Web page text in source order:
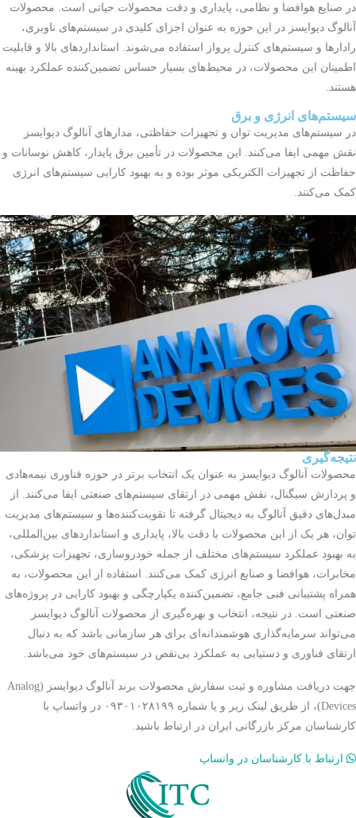
در صنایع هوافضا و نظامی، پایداری و دقت محصولات حیاتی است. محصولات
آنالوگ دیوایسز در این حوزه به عنوان اجزای کلیدی در سیستم‌های ناوبری،
رادارها و سیستم‌های کنترل پرواز استفاده می‌شوند. استانداردهای بالا و قابلیت
اطمینان این محصولات، در محیط‌های بسیار حساس تضمین‌کننده عملکرد بهینه
هستند.
سیستم‌های انرژی و برق
در سیستم‌های مدیریت توان و تجهیزات حفاظتی، مدارهای آنالوگ دیوایسز
نقش مهمی ایفا می‌کنند. این محصولات در تأمین برق پایدار، کاهش نوسانات و
حفاظت از تجهیزات الکتریکی موثر بوده و به بهبود کارایی سیستم‌های انرژی
کمک می‌کنند.
نتیجه‌گیری
محصولات آنالوگ دیوایسز به عنوان یک انتخاب برتر در حوزه فناوری نیمه‌هادی
و پردازش سیگنال، نقش مهمی در ارتقای سیستم‌های صنعتی ایفا می‌کنند. از
مبدل‌های دقیق آنالوگ به دیجیتال گرفته تا تقویت‌کننده‌ها و سیستم‌های مدیریت
توان، هر یک از این محصولات با دقت بالا، پایداری و استانداردهای بین‌المللی،
به بهبود عملکرد سیستم‌های مختلف از جمله خودروسازی، تجهیزات پزشکی،
مخابرات، هوافضا و صنایع انرژی کمک می‌کنند. استفاده از این محصولات، به
همراه پشتیبانی فنی جامع، تضمین‌کننده یکپارچگی و بهبود کارایی در پروژه‌های
صنعتی است. در نتیجه، انتخاب و بهره‌گیری از محصولات آنالوگ دیوایسز
می‌تواند سرمایه‌گذاری هوشمندانه‌ای برای هر سازمانی باشد که به دنبال
ارتقای فناوری و دستیابی به عملکرد بی‌نقص در سیستم‌های خود می‌باشد.
جهت دریافت مشاوره و ثبت سفارش محصولات برند آنالوگ دیوایسز (Analog
Devices)، از طریق لینک زیر و یا شماره ۰۹۳۰۱۰۲۸۱۹۹ در واتساپ با
کارشناسان مرکز بازرگانی ایران در ارتباط باشید.
ارتباط با کارشناسان در واتساپ